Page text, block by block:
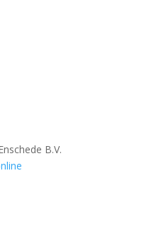
B.V.